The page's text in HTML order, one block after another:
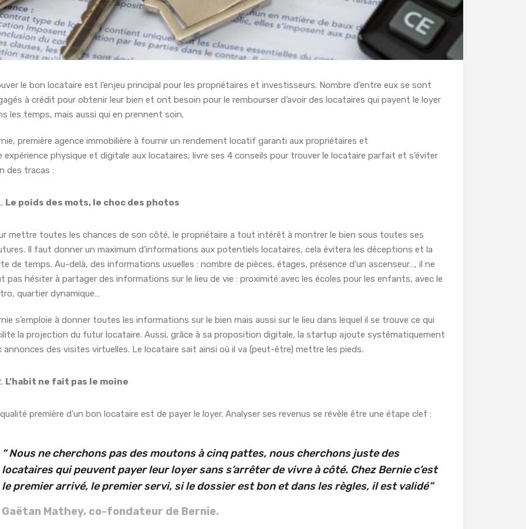
le bon locataire est l’enjeu principal pour les propriétaires et investisseurs. Nombre d’entre eux se sont
à crédit pour obtenir leur bien et ont besoin pour le rembourser d’avoir des locataires qui payent le loyer
les temps, mais aussi qui en prennent soin.
première agence immobilière à fournir un rendement locatif garanti aux propriétaires et
expérience physique et digitale aux locataires, livre ses 4 conseils pour trouver le locataire parfait et s’éviter
des tracas :
Le poids des mots, le choc des photos
mettre toutes les chances de son côté, le propriétaire a tout intérêt à montrer le bien sous toutes ses
Il faut donner un maximum d’informations aux potentiels locataires, cela évitera les déceptions et la
de temps. Au-delà, des informations usuelles : nombre de pièces, étages, présence d’un ascenseur…, il ne
pas hésiter à partager des informations sur le lieu de vie : proximité avec les écoles pour les enfants, avec le
quartier dynamique…
s’emploie à donner toutes les informations sur le bien mais aussi sur le lieu dans lequel il se trouve ce qui
la projection du futur locataire. Aussi, grâce à sa proposition digitale, la startup ajoute systématiquement
annonces des visites virtuelles. Le locataire sait ainsi où il va (peut-être) mettre les pieds.
L’habit ne fait pas le moine
première d’un bon locataire est de payer le loyer. Analyser ses revenus se révèle être une étape clef :
“ Nous ne cherchons pas des moutons à cinq pattes, nous cherchons juste des
locataires qui peuvent payer leur loyer sans s’arrêter de vivre à côté. Chez Bernie c’est
le premier arrivé, le premier servi, si le dossier est bon et dans les règles, il est validé”
Gaëtan Mathey, co-fondateur de Bernie.